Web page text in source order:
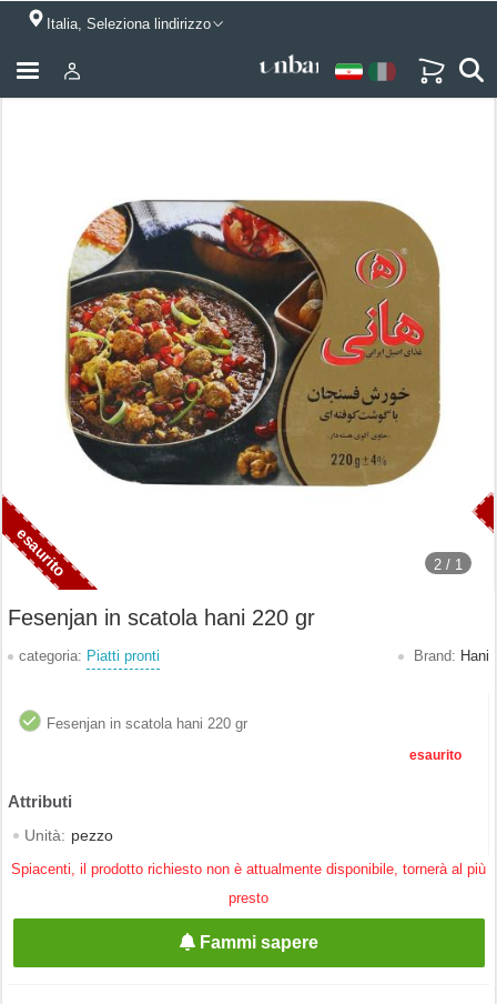
Italia, Seleziona lindirizzo
2 / 1
Fesenjan in scatola hani 220 gr
categoria: Piatti pronti Brand: Hani
Fesenjan in scatola hani 220 gr
esaurito
Unità: pezzo
Spiacenti, il prodotto richiesto non è attualmente disponibile, tornerà al più
presto
Fammi sapere